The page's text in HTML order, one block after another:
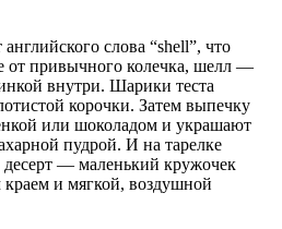
слова “shell”, что
от привычного колечка, шелл —
внутри. Шарики теста
корочки. Затем выпечку
или шоколадом и украшают
пудрой. И на тарелке
десерт — маленький кружочек
краем и мягкой, воздушной